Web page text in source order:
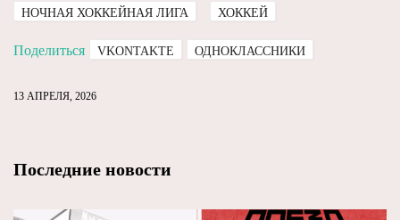
НОЧНАЯ ХОККЕЙНАЯ ЛИГА ХОККЕЙ
Поделиться VKONTAKTE ОДНОКЛАССНИКИ
13 АПРЕЛЯ, 2026
Последние новости